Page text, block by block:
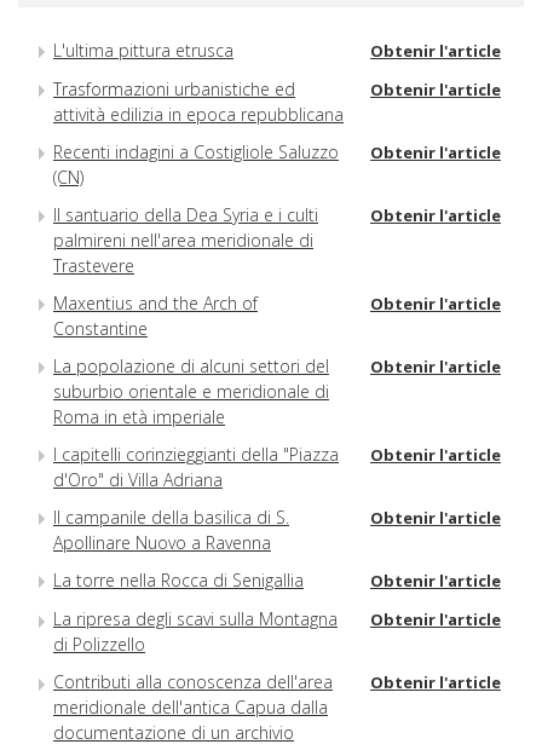
L'ultima pittura etrusca Obtenir l'article
Trasformazioni urbanistiche ed
attività edilizia in epoca repubblicana
Obtenir l'article
Recenti indagini a Costigliole Saluzzo
(CN)
Obtenir l'article
Il santuario della Dea Syria e i culti
palmireni nell'area meridionale di
Trastevere
Obtenir l'article
Maxentius and the Arch of
Constantine
Obtenir l'article
La popolazione di alcuni settori del
suburbio orientale e meridionale di
Roma in età imperiale
Obtenir l'article
I capitelli corinzieggianti della "Piazza
d'Oro" di Villa Adriana
Obtenir l'article
Il campanile della basilica di S.
Apollinare Nuovo a Ravenna
Obtenir l'article
La torre nella Rocca di Senigallia Obtenir l'article
La ripresa degli scavi sulla Montagna
di Polizzello
Obtenir l'article
Contributi alla conoscenza dell'area
meridionale dell'antica Capua dalla
documentazione di un archivio
Obtenir l'article